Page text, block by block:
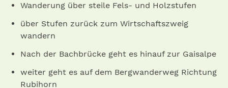
Wanderung über steile Fels- und Holzstufen
über Stufen zurück zum Wirtschaftszweig
wandern
Nach der Bachbrücke geht es hinauf zur Gaisalpe
weiter geht es auf dem Bergwanderweg Richtung
Rubihorn